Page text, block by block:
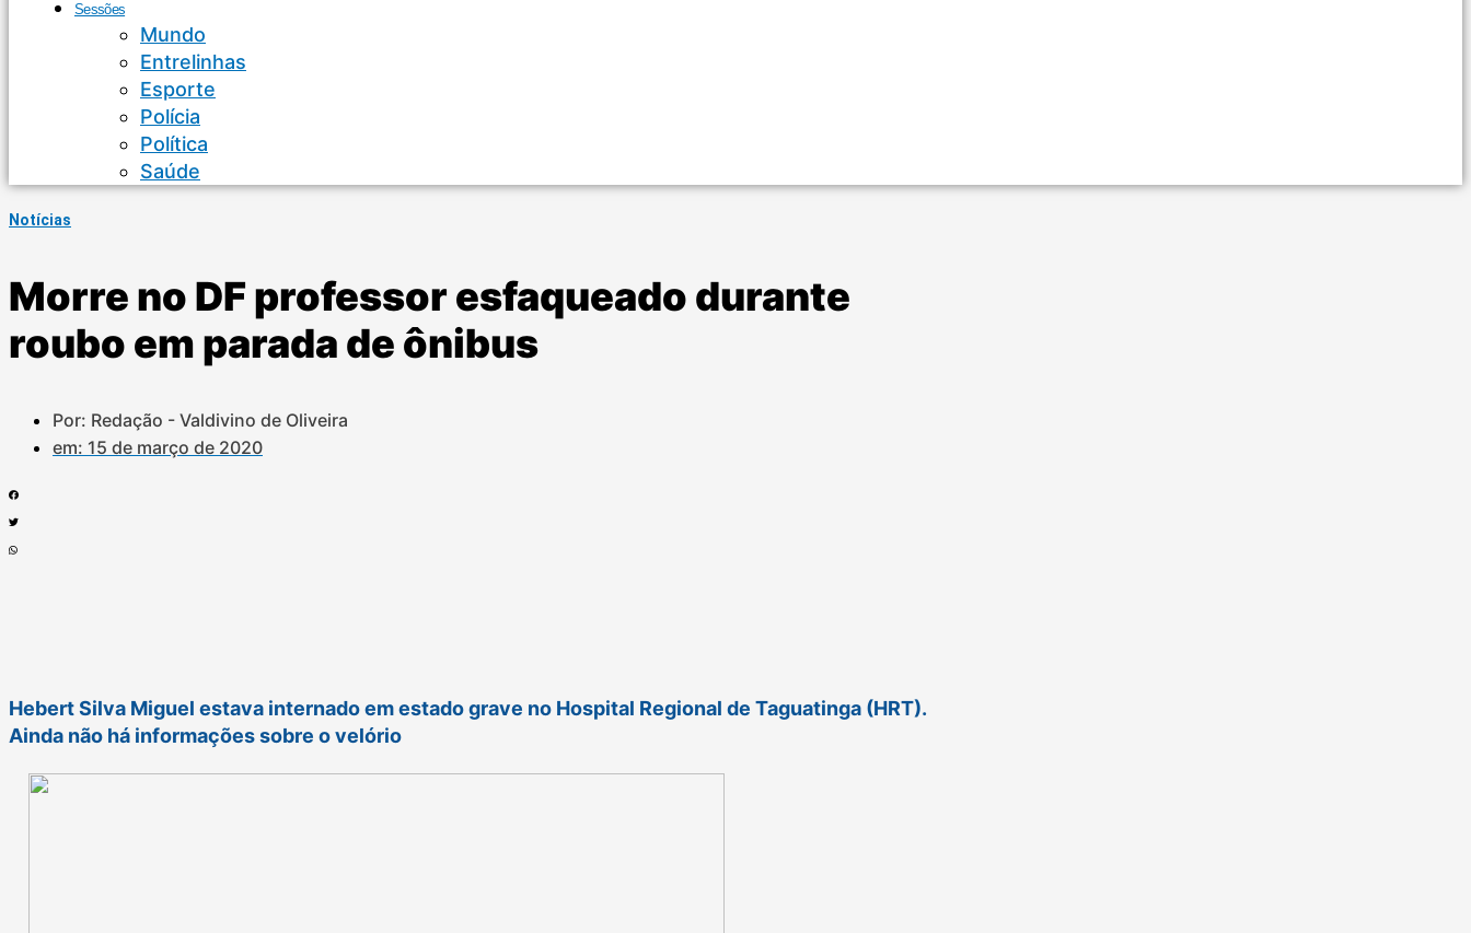
Sessões
Mundo
Entrelinhas
Esporte
Polícia
Política
Saúde
Notícias
Morre no DF professor esfaqueado durante
roubo em parada de ônibus
Por: Redação - Valdivino de Oliveira
em: 15 de março de 2020
Hebert Silva Miguel estava internado em estado grave no Hospital Regional de Taguatinga (HRT).
Ainda não há informações sobre o velório